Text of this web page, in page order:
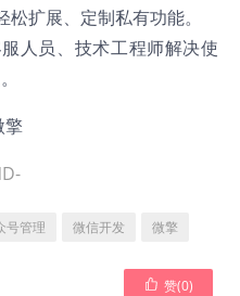
扩展、定制私有功能。
人员、技术工程师解决使
号管理 微信开发 微擎
 赞(0)